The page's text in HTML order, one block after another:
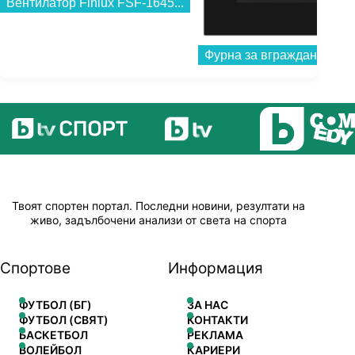
индивидуално, но има отличия и с ансамбъла.
Вентилатор Finlux FSF-1645...
Твоят спортен портал. Последни новини, резултати на
живо, задълбочени анализи от света на спорта
Спортове
ФУТБОЛ (БГ)
ФУТБОЛ (СВЯТ)
БАСКЕТБОЛ
ВОЛЕЙБОЛ
Информация
ЗА НАС
КОНТАКТИ
РЕКЛАМА
КАРИЕРИ